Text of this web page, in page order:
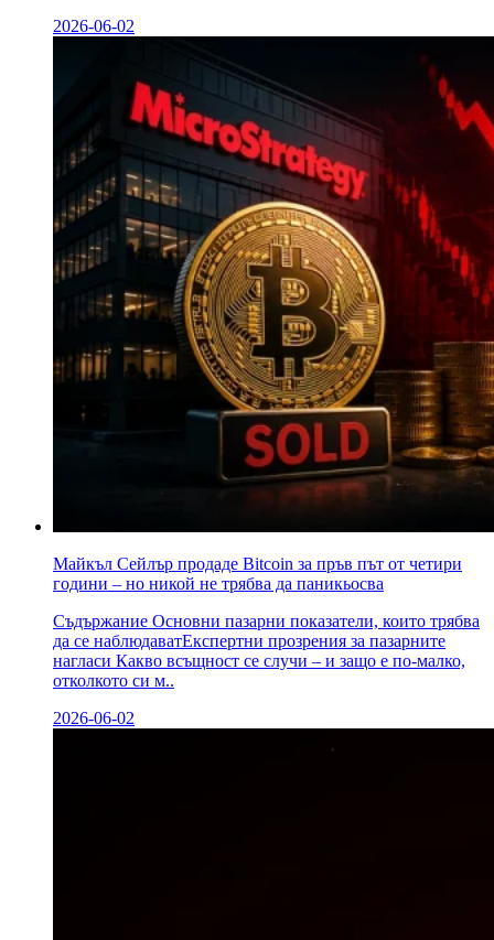
2026-06-02
Майкъл Сейлър продаде Bitcoin за пръв път от четири
години – но никой не трябва да паникьосва
Съдържание Основни пазарни показатели, които трябва
да се наблюдаватЕкспертни прозрения за пазарните
нагласи Какво всъщност се случи – и защо е по-малко,
отколкото си м..
2026-06-02